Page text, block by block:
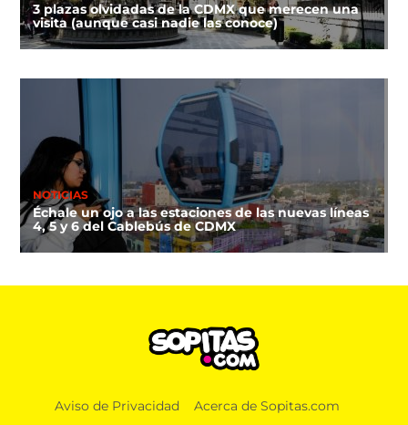
3 plazas olvidadas de la CDMX que merecen una
visita (aunque casi nadie las conoce)
NOTICIAS
Échale un ojo a las estaciones de las nuevas líneas
4, 5 y 6 del Cablebús de CDMX
Aviso de Privacidad Acerca de Sopitas.com